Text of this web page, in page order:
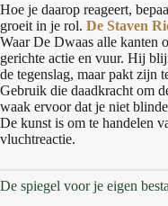
Hoe je daarop reageert,
groeit in je rol. De Staven
Waar De Dwaas alle kanten
gerichte actie en vuur. Hij
de tegenslag, maar pakt zijn
Gebruik die daadkracht om
waak ervoor dat je niet
De kunst is om te handelen
vluchtreactie.
De spiegel voor je eigen